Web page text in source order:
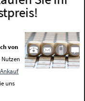
von
Nutzen
uns